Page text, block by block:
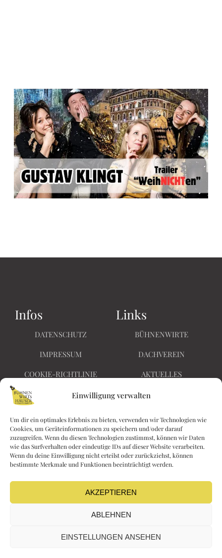
Einwilligung verwalten
Um dir ein optimales Erlebnis zu bieten, verwenden wir Technologien wie
Cookies, um Geräteinformationen zu speichern und/oder darauf
zuzugreifen. Wenn du diesen Technologien zustimmst, können wir Daten
wie das Surfverhalten oder eindeutige IDs auf dieser Website verarbeiten.
Wenn du deine Einwilligung nicht erteilst oder zurückziehst, können
bestimmte Merkmale und Funktionen beeinträchtigt werden.
AKZEPTIEREN
ABLEHNEN
EINSTELLUNGEN ANSEHEN
Infos
DATENSCHUTZ
IMPRESSUM
COOKIE-RICHTLINIE
BARRIEREFREIHEIT
Links
BÜHNENWIRTE
DACHVEREIN
AKTUELLES
KONTAKT
Kaiserin Elisabethstraße
28
2340 Mödling
kontakt@buehnenwi
rtshaeuser.at
Nichts
verpassen!
F
a
e
o
o
n
t